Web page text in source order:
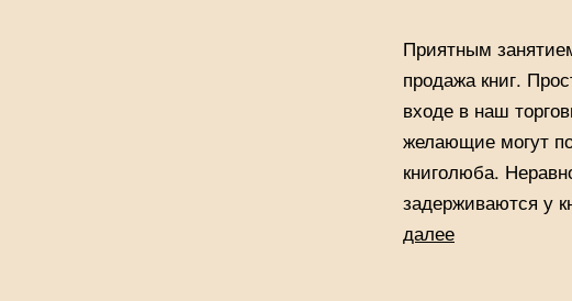
Приятным
продажа книг.
входе в наш
желающие могут
книголюба.
задерживаются у
далееКниги